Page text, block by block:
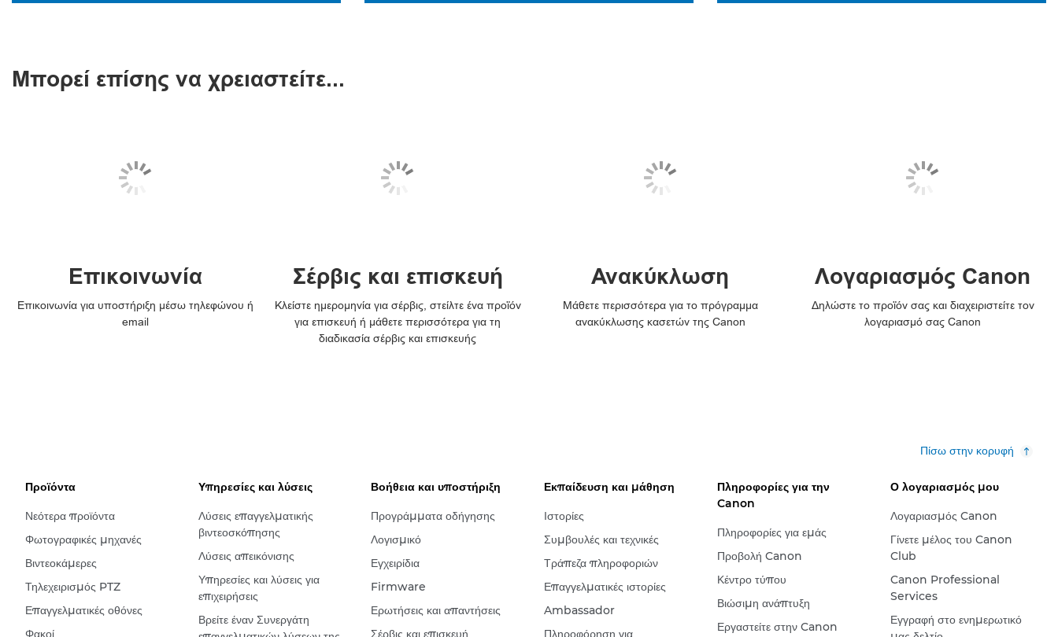
Μπορεί επίσης να χρειαστείτε...
Επικοινωνία
Επικοινωνία για υποστήριξη μέσω τηλεφώνου ή
email
Σέρβις και επισκευή
Κλείστε ημερομηνία για σέρβις, στείλτε ένα προϊόν
για επισκευή ή μάθετε περισσότερα για τη
διαδικασία σέρβις και επισκευής
Ανακύκλωση
Μάθετε περισσότερα για το πρόγραμμα
ανακύκλωσης κασετών της Canon
Λογαριασμός Canon
Δηλώστε το προϊόν σας και διαχειριστείτε τον
λογαριασμό σας Canon
Πίσω στην κορυφή
Προϊόντα
Νεότερα προϊόντα
Φωτογραφικές μηχανές
Βιντεοκάμερες
Τηλεχειρισμός PTZ
Επαγγελματικές οθόνες
Φακοί
Υπηρεσίες και λύσεις
Λύσεις επαγγελματικής
βιντεοσκόπησης
Λύσεις απεικόνισης
Υπηρεσίες και λύσεις για
επιχειρήσεις
Βρείτε έναν Συνεργάτη
Βοήθεια και υποστήριξη
Προγράμματα οδήγησης
Λογισμικό
Εγχειρίδια
Firmware
Ερωτήσεις και απαντήσεις
Σέρβις και επισκευή
Εκπαίδευση και μάθηση
Ιστορίες
Συμβουλές και τεχνικές
Τράπεζα πληροφοριών
Επαγγελματικές ιστορίες
Ambassador
Πληροφόρηση για
Πληροφορίες για την
Canon
Πληροφορίες για εμάς
Προβολή Canon
Κέντρο τύπου
Βιώσιμη ανάπτυξη
Εργαστείτε στην Canon
Ο λογαριασμός μου
Λογαριασμός Canon
Γίνετε μέλος του Canon
Club
Canon Professional
Services
Εγγραφή στο ενημερωτικό